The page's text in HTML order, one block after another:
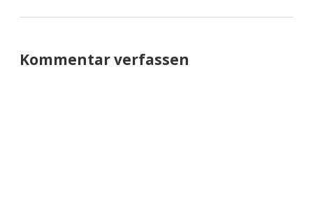
Kommentar verfassen